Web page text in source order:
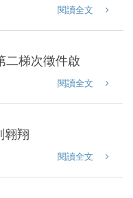
閱讀全文
梯次徵件啟動⭐️
閱讀全文
翱翔
閱讀全文